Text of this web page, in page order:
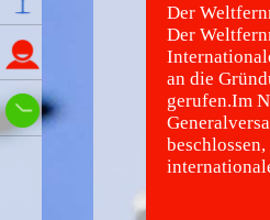
Namenstage
Wie spät ist es?
Der
Der
an die
gerufen.Im